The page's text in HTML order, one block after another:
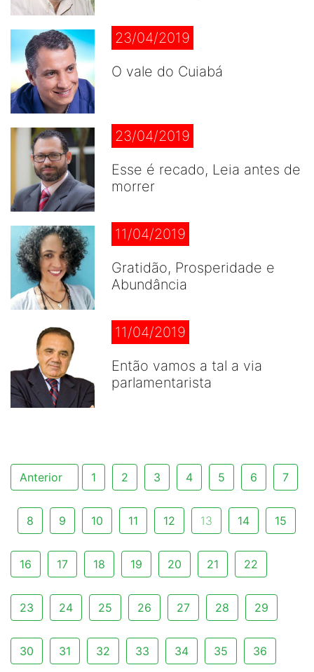
23/04/2019
O vale do Cuiabá
23/04/2019
Esse é recado, Leia antes de
morrer
11/04/2019
Gratidão, Prosperidade e
Abundância
11/04/2019
Então vamos a tal a via
parlamentarista
Anterior 1 2 3 4 5 6 7
8 9 10 11 12 13 14 15
16 17 18 19 20 21 22
23 24 25 26 27 28 29
30 31 32 33 34 35 36